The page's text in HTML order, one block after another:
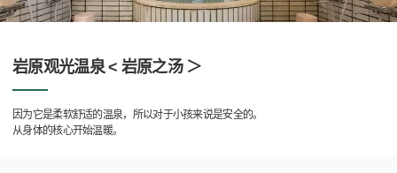
岩原观光温泉 < 岩原之汤 ＞
因为它是柔软舒适的温泉，所以对于小孩来说是安全的。
从身体的核心开始温暖。